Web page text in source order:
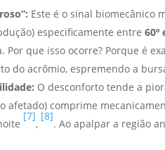
Este é o sinal biomecânico
especificamente entre60º
Por que isso ocorre? Porque é
do acrômio, espremendo a
O desconforto tende a
afetado) comprime
[7]
,
[8]
. Ao apalpar a região